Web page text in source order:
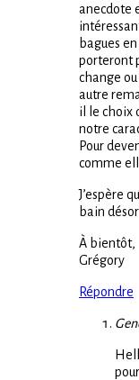
anecdote
bagues
porteront
change
autre
il le choix
notre
Pour
comme
J’espère
bain
À bientôt,
Grégory
Répondre